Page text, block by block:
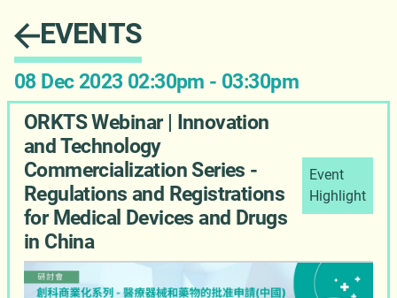
EVENTS
08 Dec 2023 02:30pm - 03:30pm
ORKTS Webinar | Innovation
and Technology
Commercialization Series -
Regulations and Registrations
for Medical Devices and Drugs
in China
Event
Highlight